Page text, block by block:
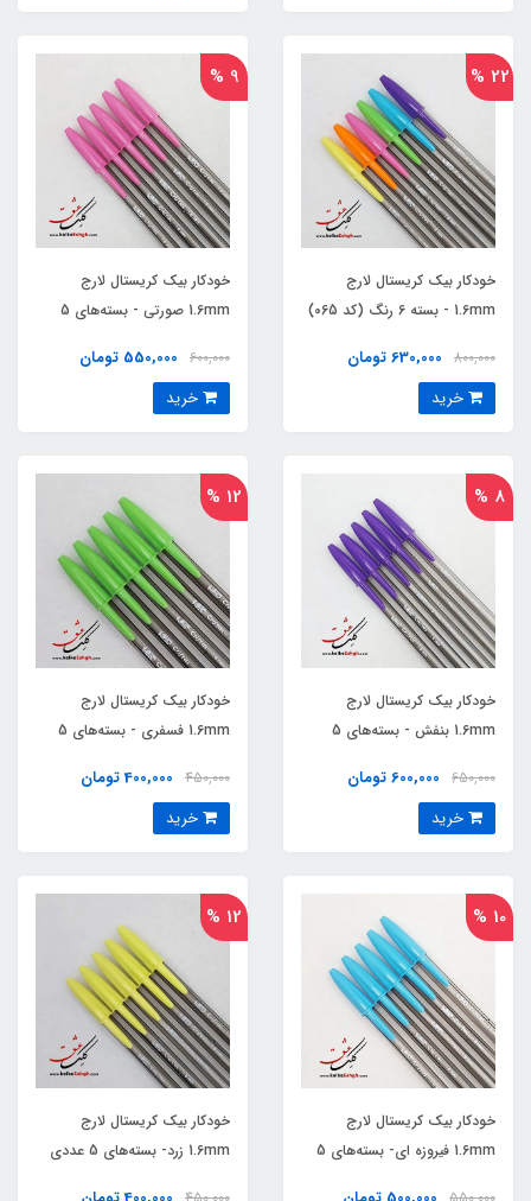
22 %
خودکار بیک کریستال لارج
1.6mm - بسته‌ 6 رنگ (کد 065)
800,000 630,000 تومان
9 %
خودکار بیک کریستال لارج
1.6mm صورتی - بسته‌های 5
600,000 550,000 تومان
8 %
خودکار بیک کریستال لارج
1.6mm بنفش - بسته‌های 5
650,000 600,000 تومان
12 %
خودکار بیک کریستال لارج
1.6mm فسفری - بسته‌های 5
450,000 400,000 تومان
10 %
خودکار بیک کریستال لارج
1.6mm فیروزه ای- بسته‌های 5
12 %
خودکار بیک کریستال لارج
1.6mm زرد- بسته‌های 5 عددی